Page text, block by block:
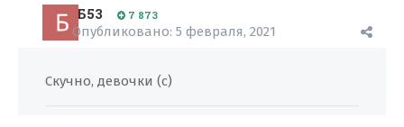
Б53 7 873
Опубликовано: 5 февраля, 2021
Скучно, девочки (с)